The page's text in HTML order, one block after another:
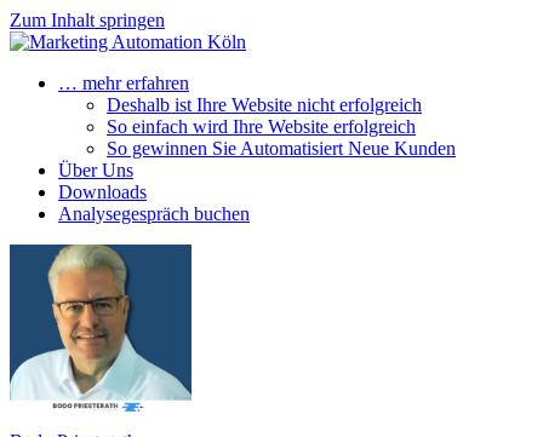
Zum Inhalt springen
… mehr erfahren
Deshalb ist Ihre Website nicht erfolgreich
So einfach wird Ihre Website erfolgreich
So gewinnen Sie Automatisiert Neue Kunden
Über Uns
Downloads
Analysegespräch buchen